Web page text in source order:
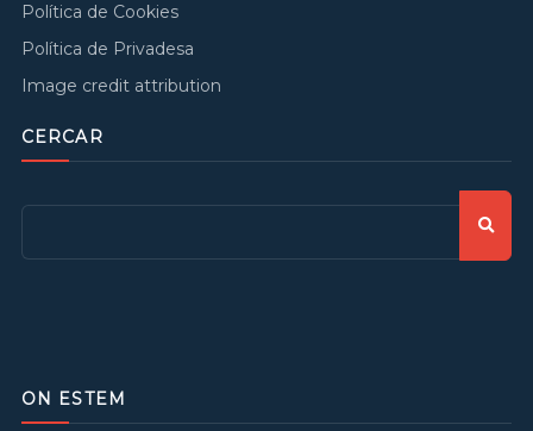
Política de Cookies
Política de Privadesa
Image credit attribution
CERCAR
ON ESTEM